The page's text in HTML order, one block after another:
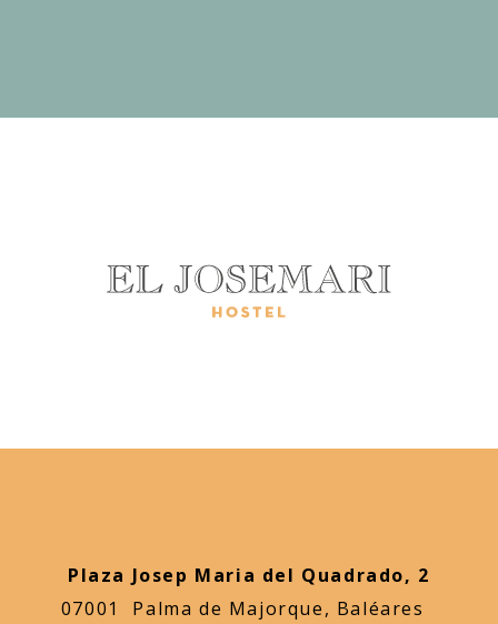
Plaza Josep Maria del Quadrado, 2
07001 Palma de Majorque, Baléares